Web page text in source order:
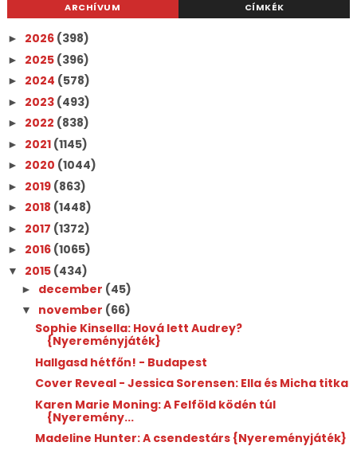
ARCHÍVUM CÍMKÉK
► 2026 (398)
► 2025 (396)
► 2024 (578)
► 2023 (493)
► 2022 (838)
► 2021 (1145)
► 2020 (1044)
► 2019 (863)
► 2018 (1448)
► 2017 (1372)
► 2016 (1065)
▼ 2015 (434)
► december (45)
▼ november (66)
Sophie Kinsella: Hová lett Audrey?
{Nyereményjáték}
Hallgasd hétfőn! - Budapest
Cover Reveal - Jessica Sorensen: Ella és Micha titka
Karen Marie Moning: A Felföld ködén túl
{Nyeremény...
Madeline Hunter: A csendestárs {Nyereményjáték}